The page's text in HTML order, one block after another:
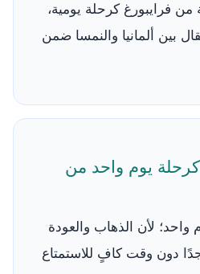
من فرايبورغ كرحلة يومية،
بين ألمانيا والنمسا ضمن
يوم واحد من
واحد؛ لأن الذهاب والعودة
دون وقت كافٍ للاستمتاع